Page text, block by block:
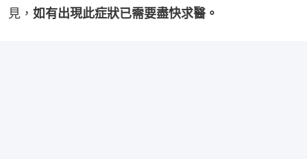
見， 如有出現此症狀已需要盡快求醫。